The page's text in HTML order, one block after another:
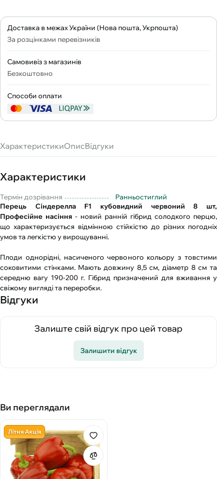
Доставка в межах України (Нова пошта, Укрпошта)
За розцінками перевізників
Самовивіз з магазинів
Безкоштовно
Способи оплати
ХарактеристикиОписВідгуки
Характеристики
Термін дозрівання
Ранньостиглий
Перець Сіндерелла F1 кубовидний червоний 8 шт,
Професійне насіння - новий ранній гібрид солодкого перцю,
що характеризується відмінною стійкістю до різних погодніх
умов та легкістю у вирощуванні.
Плоди однорідні, насиченого червоного кольору з товстими
соковитими стінками. Мають довжину 8,5 см, діаметр 8 см та
середню вагу 190-200 г. Гібрид призначений для вживання у
свіжому вигляді та переробки.
Відгуки
Залиште свій відгук про цей товар
Залишити відгук
Ви переглядали
Літня Акція